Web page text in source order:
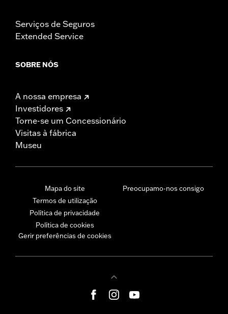
Serviços de Seguros
Extended Service
SOBRE NÓS
A nossa empresa
Investidores
Torne-se um Concessionário
Visitas à fábrica
Museu
Mapa do site
Termos de utilização
Política de privacidade
Política de cookies
Gerir preferências de cookies
Preocupamo-nos consigo